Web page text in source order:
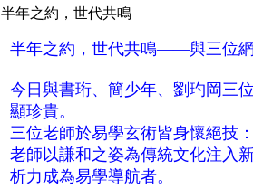
半年之約，世代共鳴
半年之約，世代共鳴——與三位
今日與書珩、簡少年、劉玓岡三
顯珍貴。
三位老師於易學玄術皆身懷絕技
老師以謙和之姿為傳統文化注入
析力成為易學導航者。